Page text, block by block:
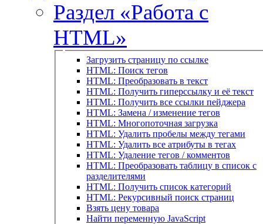
Раздел «Работа с
HTML»
Загрузить страницу по ссылке
HTML: Поиск тегов
HTML: Преобразовать в текст
HTML: Получить гиперссылку и её текст
HTML: Получить все ссылки пейджера
HTML: Замена / изменение тегов
HTML: Многопоточная загрузка
HTML: Удалить пробелы между тегами
HTML: Удалить все атрибуты в тегах
HTML: Удаление тегов / комментов
HTML: Преобразовать таблицу в список с
разделителями
HTML: Получить список категорий
HTML: Рекурсивный поиск страниц
Взять цену товара
Найти переменную JavaScript